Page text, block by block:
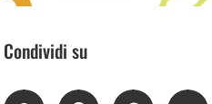
Condividi su